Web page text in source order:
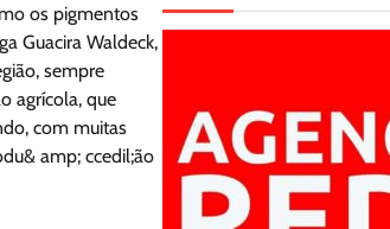
os pigmentos
Guacira Waldeck,
sempre
agrícola, que
com muitas
amp; ccedil;ão